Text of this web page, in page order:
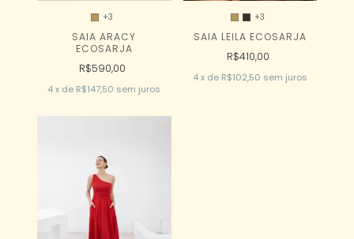
+3
SAIA ARACY
ECOSARJA
R$590,00
4 x de R$147,50 sem juros
+3
SAIA LEILA ECOSARJA
R$410,00
4 x de R$102,50 sem juros